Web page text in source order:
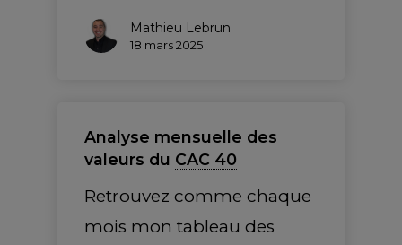
Mathieu Lebrun
18 mars 2025
Analyse mensuelle des
valeurs du CAC 40
Retrouvez comme chaque
mois mon tableau des